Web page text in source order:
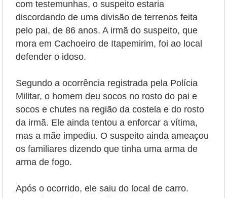
com testemunhas, o suspeito estaria
discordando de uma divisão de terrenos feita
pelo pai, de 86 anos. A irmã do suspeito, que
mora em Cachoeiro de Itapemirim, foi ao local
defender o idoso.
Segundo a ocorrência registrada pela Polícia
Militar, o homem deu socos no rosto do pai e
socos e chutes na região da costela e do rosto
da irmã. Ele ainda tentou a enforcar a vítima,
mas a mãe impediu. O suspeito ainda ameaçou
os familiares dizendo que tinha uma arma de
arma de fogo.
Após o ocorrido, ele saiu do local de carro.